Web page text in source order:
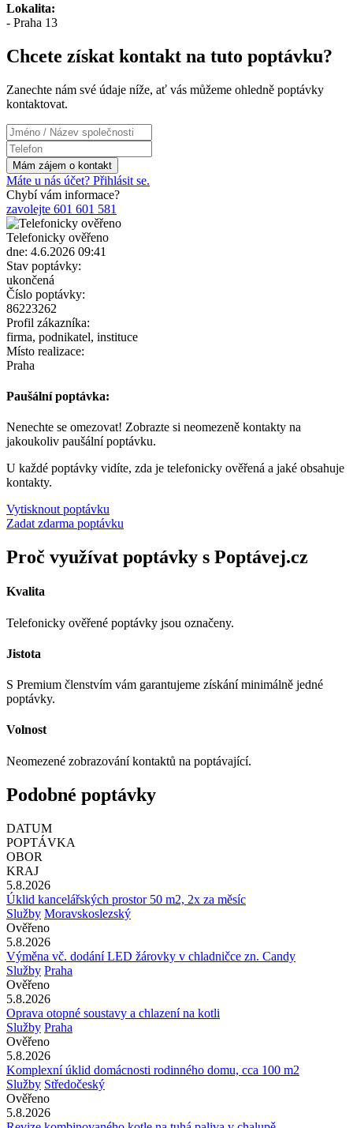
Lokalita:
- Praha 13
Chcete získat kontakt na tuto poptávku?
Zanechte nám své údaje níže, ať vás můžeme ohledně poptávky
kontaktovat.
Máte u nás účet? Přihlásit se.
Chybí vám informace?
zavolejte 601 601 581
Telefonicky ověřeno
dne: 4.6.2026 09:41
Stav poptávky:
ukončená
Číslo poptávky:
86223262
Profil zákazníka:
firma, podnikatel, instituce
Místo realizace:
Praha
Paušální poptávka:
Nenechte se omezovat! Zobrazte si neomezeně kontakty na
jakoukoliv paušální poptávku.
U každé poptávky vidíte, zda je telefonicky ověřená a jaké obsahuje
kontakty.
Vytisknout poptávku
Zadat zdarma poptávku
Proč využívat poptávky s Poptávej.cz
Kvalita
Telefonicky ověřené poptávky jsou označeny.
Jistota
S Premium členstvím vám garantujeme získání minimálně jedné
poptávky.
Volnost
Neomezené zobrazování kontaktů na poptávající.
Podobné poptávky
DATUM
POPTÁVKA
OBOR
KRAJ
5.8.2026
Úklid kancelářských prostor 50 m2, 2x za měsíc
Služby Moravskoslezský
Ověřeno
5.8.2026
Výměna vč. dodání LED žárovky v chladničce zn. Candy
Služby Praha
Ověřeno
5.8.2026
Oprava otopné soustavy a chlazení na kotli
Služby Praha
Ověřeno
5.8.2026
Komplexní úklid domácnosti rodinného domu, cca 100 m2
Služby Středočeský
Ověřeno
5.8.2026